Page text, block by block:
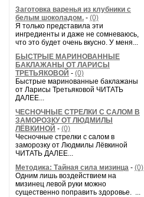
Заготовка варенья из клубники с
белым шоколадом. - (0)
Я только представила эти
ингредиенты и даже не сомневаюсь,
что это будет очень вкусно. У меня...
БЫСТРЫЕ МАРИНОВАННЫЕ
БАКЛАЖАНЫ ОТ ЛАРИСЫ
ТРЕТЬЯКОВОЙ - (0)
Быстрые маринованные баклажаны
от Ларисы Третьяковой ЧИТАТЬ
ДАЛЕЕ...
ЧЕСНОЧНЫЕ СТРЕЛКИ С САЛОМ В
ЗАМОРОЗКУ ОТ ЛЮДМИЛЫ
ЛЁВКИНОЙ - (0)
Чесночные стрелки с салом в
заморозку от Людмилы Лёвкиной
ЧИТАТЬ ДАЛЕЕ...
Методика: Тайная сила мизинца - (0)
Одним лишь воздействием на
мизинец левой руки можно
существенно поправить здоровье. ...